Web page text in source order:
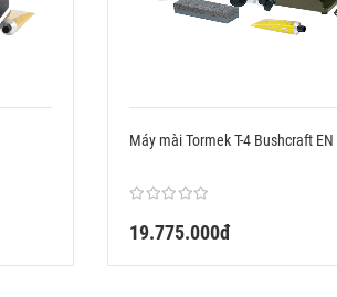
Máy mài Tormek T-4 Bushcraft EN
19.775.000đ